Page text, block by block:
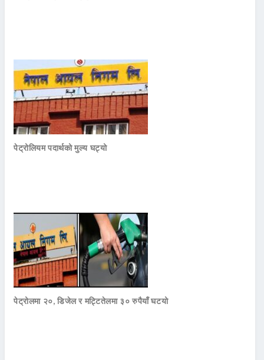
पेट्रोलियम पदार्थको मुल्य घट्यो
पेट्रोलमा २०, डिजेल र मट्टितेलमा ३० रुपैयाँ घटयो